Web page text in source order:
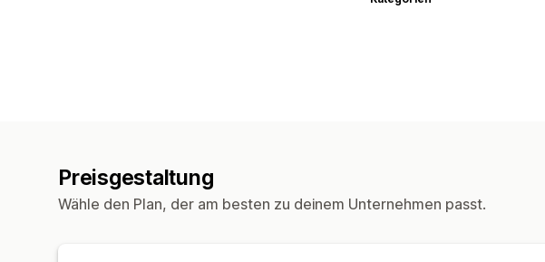
Preisgestaltung
Wähle den Plan, der am besten zu deinem Unternehmen passt.